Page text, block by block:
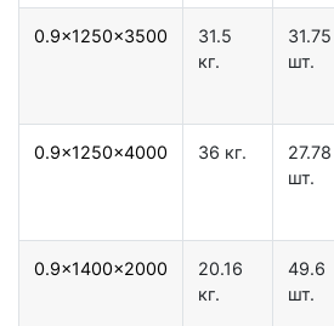
0.9x1250x3500
31.5
кг.
31.75
шт.
0.9x1250x4000 36 кг.
27.78
шт.
0.9x1400x2000
20.16
кг.
49.6
шт.